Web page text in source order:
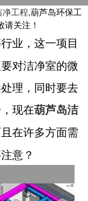
工程,葫芦岛环保工
关注！
业，这一项目
对洁净室的微
理，同时要去
现在葫芦岛洁
在许多方面需
意？